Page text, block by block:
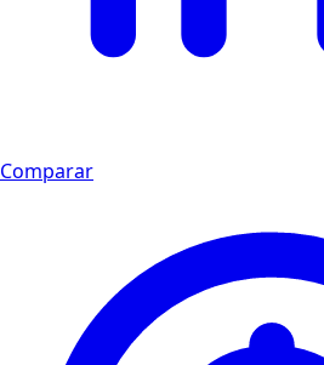
Comparar